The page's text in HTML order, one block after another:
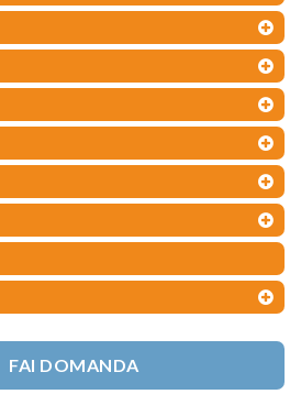
FAI DOMANDA